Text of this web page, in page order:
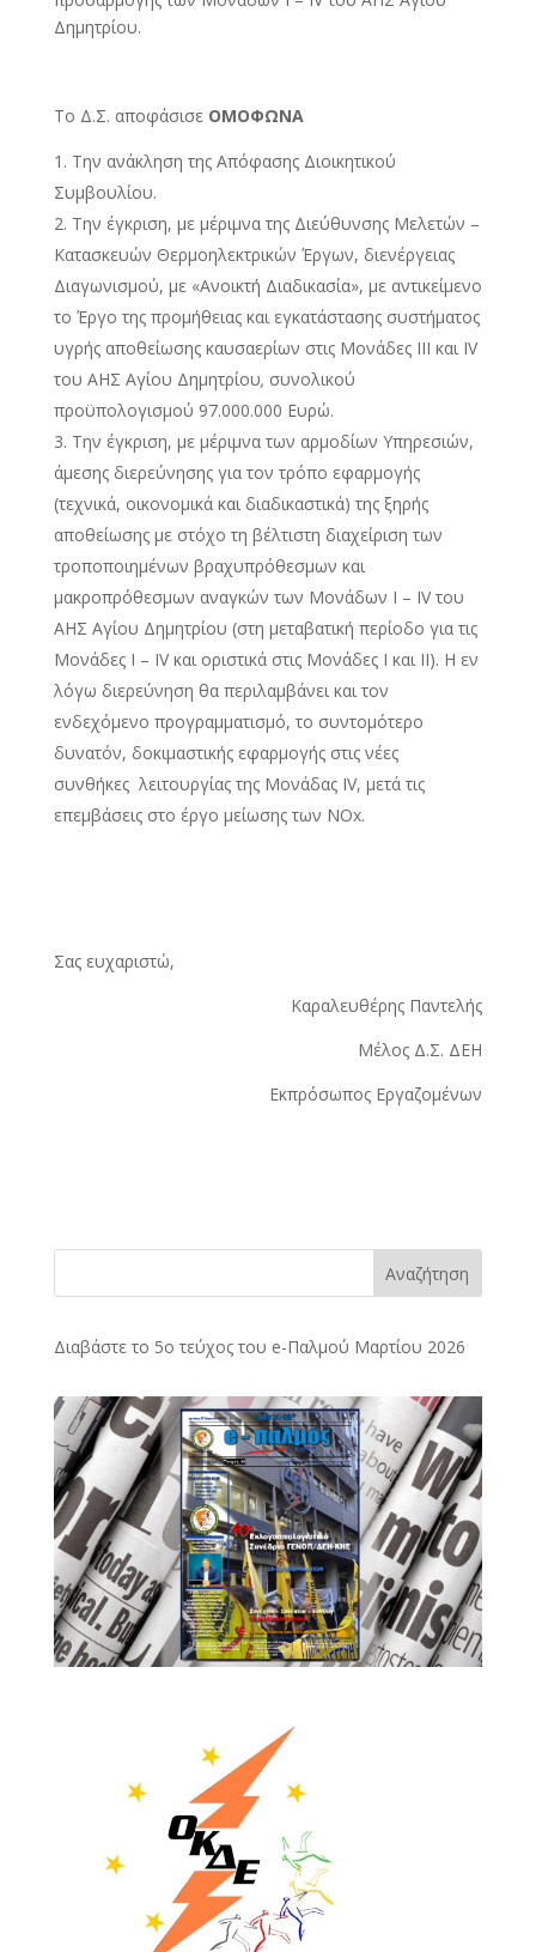
Δημητρίου.
Το Δ.Σ. αποφάσισε ΟΜΟΦΩΝΑ
Την ανάκληση της Απόφασης Διοικητικού
Συμβουλίου.
Την έγκριση, με μέριμνα της Διεύθυνσης Μελετών –
Κατασκευών Θερμοηλεκτρικών Έργων, διενέργειας
Διαγωνισμού, με «Ανοικτή Διαδικασία», με αντικείμενο
το Έργο της προμήθειας και εγκατάστασης συστήματος
υγρής αποθείωσης καυσαερίων στις Μονάδες ΙII και IV
του ΑΗΣ Αγίου Δημητρίου, συνολικού
προϋπολογισμού 97.000.000 Ευρώ.
Την έγκριση, με μέριμνα των αρμοδίων Υπηρεσιών,
άμεσης διερεύνησης για τον τρόπο εφαρμογής
(τεχνικά, οικονομικά και διαδικαστικά) της ξηρής
αποθείωσης με στόχο τη βέλτιστη διαχείριση των
τροποποιημένων βραχυπρόθεσμων και
μακροπρόθεσμων αναγκών των Μονάδων Ι – IV του
ΑΗΣ Αγίου Δημητρίου (στη μεταβατική περίοδο για τις
Μονάδες I – IV και οριστικά στις Μονάδες I και II). Η εν
λόγω διερεύνηση θα περιλαμβάνει και τον
ενδεχόμενο προγραμματισμό, το συντομότερο
δυνατόν, δοκιμαστικής εφαρμογής στις νέες
συνθήκες λειτουργίας της Μονάδας IV, μετά τις
επεμβάσεις στο έργο μείωσης των NOx.
Σας ευχαριστώ,
Καραλευθέρης Παντελής
Μέλος Δ.Σ. ΔΕΗ
Εκπρόσωπος Εργαζομένων
Αναζήτηση
Διαβάστε το 5ο τεύχος του e-Παλμού Μαρτίου 2026